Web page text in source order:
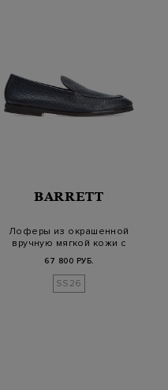
BARRETT
Лоферы из окрашенной
вручную мягкой кожи с
67 800 РУБ.
SS26